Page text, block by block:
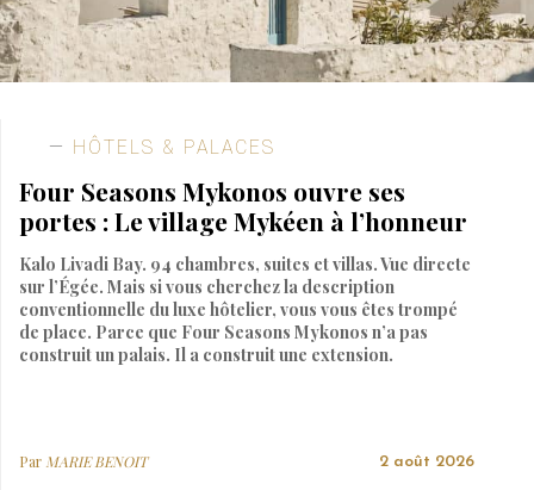
HÔTELS & PALACES
Four Seasons Mykonos ouvre ses
portes : Le village Mykéen à l’honneur
Kalo Livadi Bay. 94 chambres, suites et villas. Vue directe
sur l’Égée. Mais si vous cherchez la description
conventionnelle du luxe hôtelier, vous vous êtes trompé
de place. Parce que Four Seasons Mykonos n’a pas
construit un palais. Il a construit une extension.
Par MARIE BENOIT 2 août 2026